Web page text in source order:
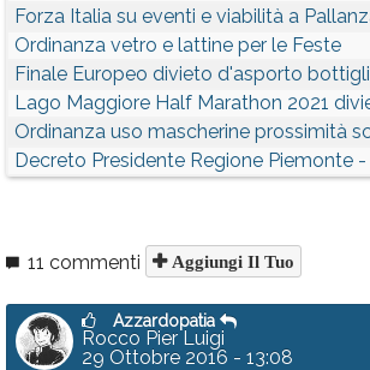
Forza Italia su eventi e viabilità a
Ordinanza vetro e lattine per le Feste
Finale Europeo divieto d'asporto
Lago Maggiore Half Marathon 2021
Ordinanza uso mascherine prossimità
Decreto Presidente Regione Piemonte
11 commenti Aggiungi Il Tuo
Azzardopatia
Rocco Pier Luigi
29 Ottobre 2016 - 13:08